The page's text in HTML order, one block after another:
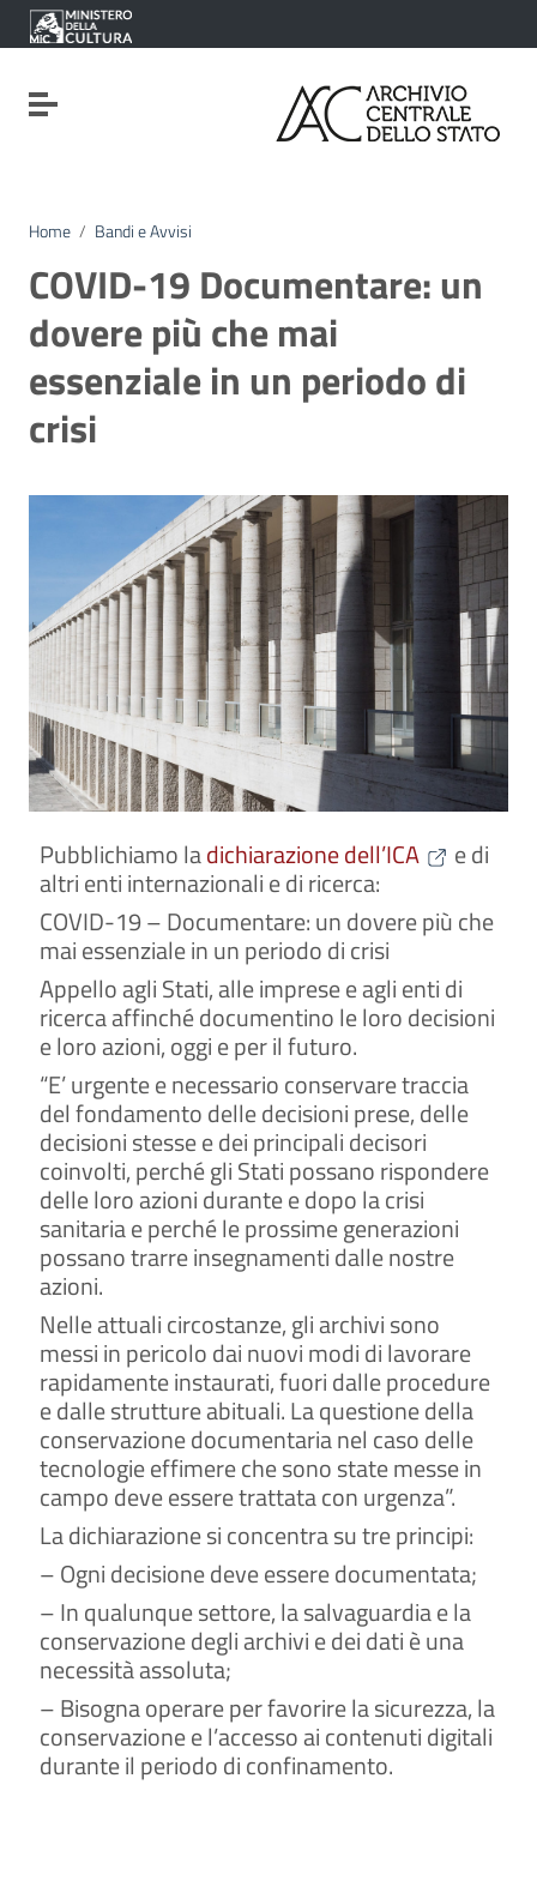
Vai ai contenuti
Vai al menu di navigazione
Vai al footer
Attiva / disattiva la navigazione
Home / Bandi e Avvisi
COVID-19 Documentare: un
dovere più che mai
essenziale in un periodo di
crisi
Pubblichiamo ladichiarazione dell’ICA e di
altri enti internazionali e di ricerca:
COVID-19 – Documentare: un dovere più che
mai essenziale in un periodo di crisi
Appello agli Stati, alle imprese e agli enti di
ricerca affinché documentino le loro decisioni
e loro azioni, oggi e per il futuro.
“E’ urgente e necessario conservare traccia
del fondamento delle decisioni prese, delle
decisioni stesse e dei principali decisori
coinvolti, perché gli Stati possano rispondere
delle loro azioni durante e dopo la crisi
sanitaria e perché le prossime generazioni
possano trarre insegnamenti dalle nostre
azioni.
Nelle attuali circostanze, gli archivi sono
messi in pericolo dai nuovi modi di lavorare
rapidamente instaurati, fuori dalle procedure
e dalle strutture abituali. La questione della
conservazione documentaria nel caso delle
tecnologie effimere che sono state messe in
campo deve essere trattata con urgenza”.
La dichiarazione si concentra su tre principi:
– Ogni decisione deve essere documentata;
– In qualunque settore, la salvaguardia e la
conservazione degli archivi e dei dati è una
necessità assoluta;
– Bisogna operare per favorire la sicurezza, la
conservazione e l’accesso ai contenuti digitali
durante il periodo di confinamento.